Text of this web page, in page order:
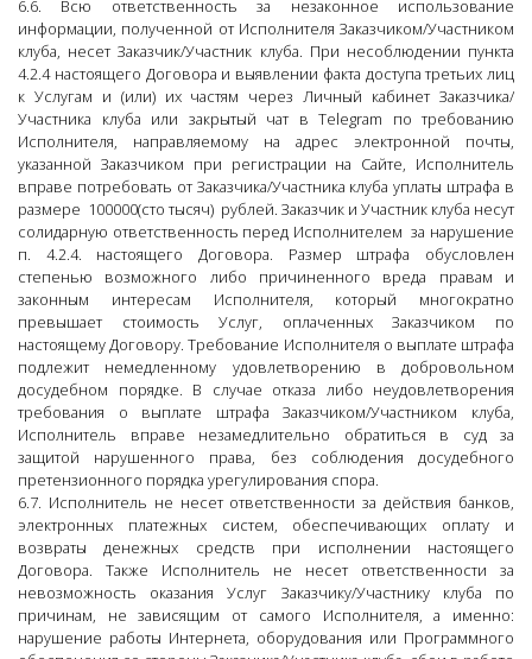
6.6. Всю ответственность за незаконное использование
информации, полученной от Исполнителя Заказчиком/Участником
клуба, несет Заказчик/Участник клуба. При несоблюдении пункта
4.2.4 настоящего Договора и выявлении факта доступа третьих лиц
к Услугам и (или) их частям через Личный кабинет Заказчика/
Участника клуба или закрытый чат в Telegram по требованию
Исполнителя, направляемому на адрес электронной почты,
указанной Заказчиком при регистрации на Сайте, Исполнитель
вправе потребовать от Заказчика/Участника клуба уплаты штрафа в
размере 100000(сто тысяч) рублей. Заказчик и Участник клуба несут
солидарную ответственность перед Исполнителем за нарушение
п. 4.2.4. настоящего Договора. Размер штрафа обусловлен
степенью возможного либо причиненного вреда правам и
законным интересам Исполнителя, который многократно
превышает стоимость Услуг, оплаченных Заказчиком по
настоящему Договору. Требование Исполнителя о выплате штрафа
подлежит немедленному удовлетворению в добровольном
досудебном порядке. В случае отказа либо неудовлетворения
требования о выплате штрафа Заказчиком/Участником клуба,
Исполнитель вправе незамедлительно обратиться в суд за
защитой нарушенного права, без соблюдения досудебного
претензионного порядка урегулирования спора.
6.7. Исполнитель не несет ответственности за действия банков,
электронных платежных систем, обеспечивающих оплату и
возвраты денежных средств при исполнении настоящего
Договора. Также Исполнитель не несет ответственности за
невозможность оказания Услуг Заказчику/Участнику клуба по
причинам, не зависящим от самого Исполнителя, а именно:
нарушение работы Интернета, оборудования или Программного